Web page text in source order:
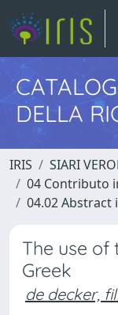
DELLA
IRIS
SIARI
04 Contributo
04.02 Abstract
The use of
Greek
de decker,